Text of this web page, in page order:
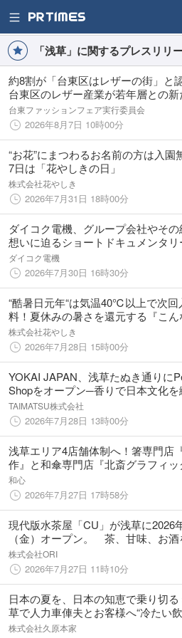
「浅草」に関するプレスリリ
約8割が「台東区はレザーの街」と
台東区のレザー産業が若年層との
ュニケーションを開始。
台東ファッションフェア実行委員会
2026年8月7日 10時00分
“お花”にまつわるお名前の方は入園
7日は「花やしきの日」
株式会社花やしき
2026年7月31日 18時00分
ダイコク電機、グループ会社やそ
想いに迫るショートドキュメンタリ
ズを公式YouTubeで配信開始！ 第1
ープ専門店「たばねのし®」を描く
白』 ～美しさは、余白に宿る～
ダイコク電機
2026年7月30日 16時30分
“酷暑日元年“は気温40℃以上で次回
料！夏休みの暑さを還元する『こん
中来てくれてありがとうキャンペー
ート
株式会社花やしき
2026年7月28日 15時00分
YOKAI JAPAN、浅草たぬき通りに
Shopをオープン─香りで日本文化を
しいフレグランス体験
TAIMATSU株式会社
2026年7月28日 13時00分
浅草エリア4店舗体制へ！箸専門店
作』と和傘専門店『北斎グラフィ
「浅草おまいり町」に2026年8月下
同時オープン！
和心
2026年7月27日 17時58分
現代版水茶屋「CU」が浅草に2026
（金）オープン。 茶、甘味、お酒
て、人と街、そして旅をつなぐ。
株式会社ORI
2026年7月27日 11時10分
日本の夏を、日本の知恵で乗り切
草で人力車俥夫とお客様へ“冷たい
し"を提供 日本文化を支える俥夫を
株式会社久原本家